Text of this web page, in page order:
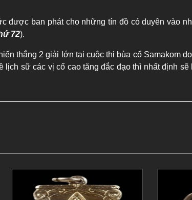
được ban phát cho những tín đồ có duyên vào
72).
thắng 2 giải lớn tại cuộc thi bùa cổ Samakom
sữ các vị cố cao tăng đắc đạo thì nhất định sẽ